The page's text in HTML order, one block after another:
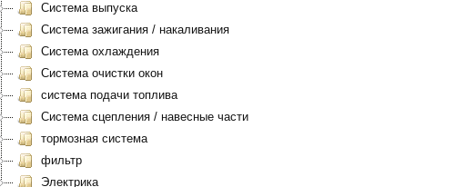
Система выпуска
Система зажигания / накаливания
Система охлаждения
Система очистки окон
система подачи топлива
Система сцепления / навесные части
тормозная система
фильтр
Электрика